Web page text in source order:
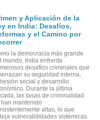
y Aplicación de la
en India: Desafíos,
y el Camino por
la democracia más grande
mundo, India enfrenta
desafíos criminales que
su seguridad interna,
social y desarrollo
Durante la última
las tasas de criminalidad
han mantenido
altas, lo que
vulnerabilidades sistémicas.